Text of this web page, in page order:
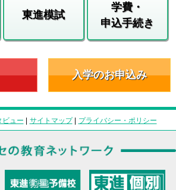
東進模試
学費・
申込手続き
入学のお申込み
ビュー | サイトマップ| プライバシー・ポリシー